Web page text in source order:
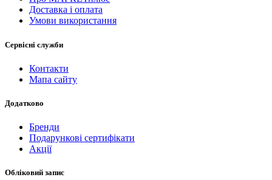
Доставка і оплата
Умови використання
Сервісні служби
Контакти
Мапа сайту
Додатково
Бренди
Подарункові сертифікати
Акції
Обліковий запис